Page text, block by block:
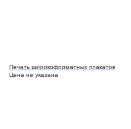
Печать широкоформатных плакатов
Цена не указана